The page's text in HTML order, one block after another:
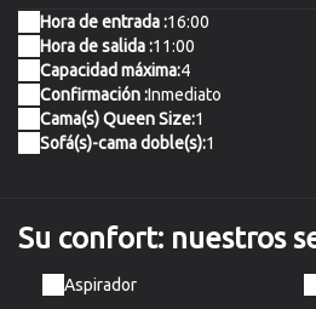
Hora de entrada :16:00
Hora de salida :11:00
Capacidad máxima:4
Confirmación :Inmediato
Cama(s) Queen Size:1
Sofá(s)-cama doble(s):1
Su confort: nuestros
Aspirador